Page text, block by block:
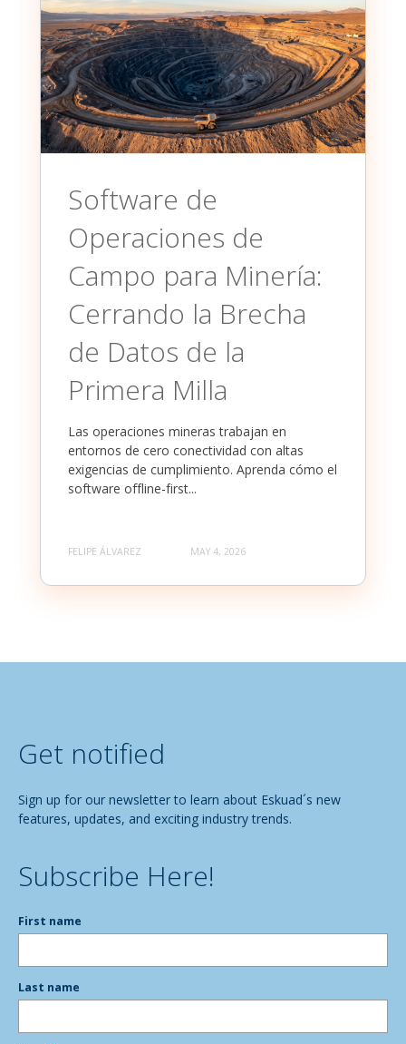
Software de
Operaciones de
Campo para Minería:
Cerrando la Brecha
de Datos de la
Primera Milla
Las operaciones mineras trabajan en
entornos de cero conectividad con altas
exigencias de cumplimiento. Aprenda cómo el
software offline-first...
FELIPE ÁLVAREZ MAY 4, 2026
Get notified
Sign up for our newsletter to learn about Eskuad´s new
features, updates, and exciting industry trends.
Subscribe Here!
First name
Last name